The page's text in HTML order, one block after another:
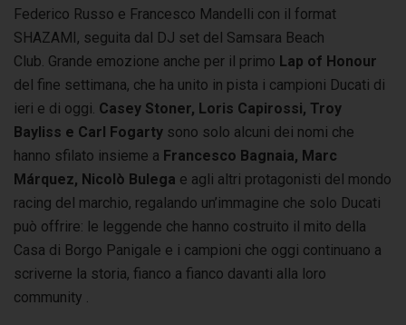
Federico Russo e Francesco Mandelli con il format
SHAZAMI, seguita dal DJ set del Samsara Beach
Club. Grande emozione anche per il primo Lap of Honour
del fine settimana, che ha unito in pista i campioni Ducati di
ieri e di oggi. Casey Stoner, Loris Capirossi, Troy
Bayliss e Carl Fogarty sono solo alcuni dei nomi che
hanno sfilato insieme a Francesco Bagnaia, Marc
Márquez, Nicolò Bulega e agli altri protagonisti del mondo
racing del marchio, regalando un’immagine che solo Ducati
può offrire: le leggende che hanno costruito il mito della
Casa di Borgo Panigale e i campioni che oggi continuano a
scriverne la storia, fianco a fianco davanti alla loro
community .